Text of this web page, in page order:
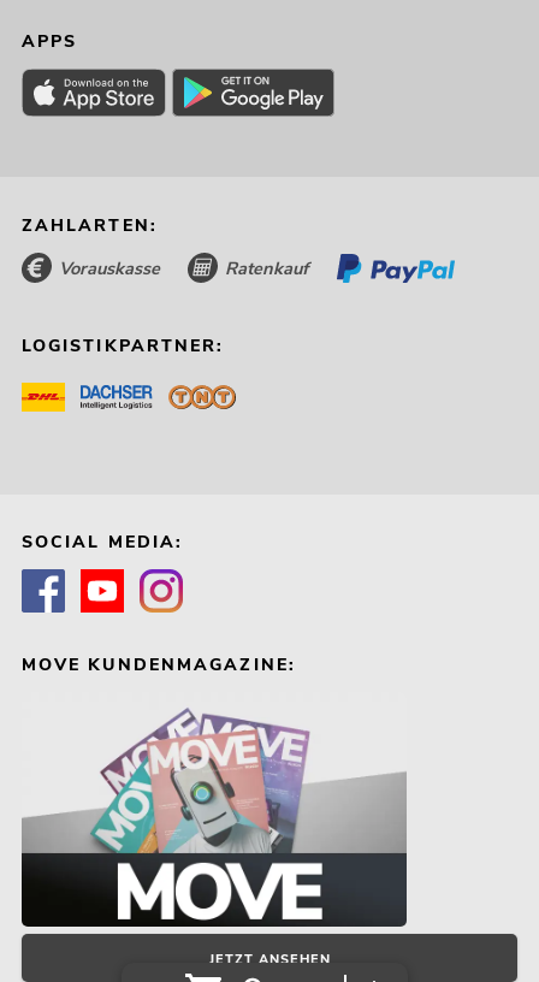
APPS
ZAHLARTEN:
Vorauskasse Ratenkauf
LOGISTIKPARTNER:
SOCIAL MEDIA:
MOVE KUNDENMAGAZINE:
JETZT ANSEHEN